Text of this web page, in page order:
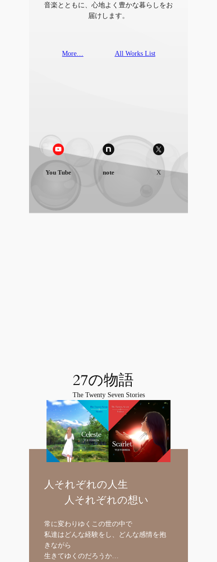
音楽とともに、心地よく豊かな暮らしをお
届けします。
More… All Works List
You Tube note X
27の物語
The Twenty Seven Stories
人それぞれの人生
人それぞれの想い
常に変わりゆくこの世の中で
私達はどんな経験をし、どんな感情を抱
きながら
生きてゆくのだろうか…